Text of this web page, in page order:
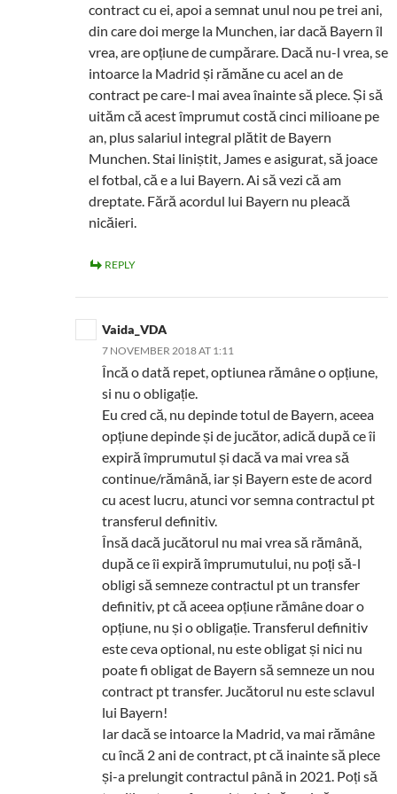
contract cu ei, apoi a semnat unul nou pe trei ani,
din care doi merge la Munchen, iar dacă Bayern îl
vrea, are opțiune de cumpărare. Dacă nu-l vrea, se
intoarce la Madrid și rămăne cu acel an de
contract pe care-l mai avea înainte să plece. Și să
uităm că acest împrumut costă cinci milioane pe
an, plus salariul integral plătit de Bayern
Munchen. Stai liniștit, James e asigurat, să joace
el fotbal, că e a lui Bayern. Ai să vezi că am
dreptate. Fără acordul lui Bayern nu pleacă
nicăieri.
REPLY
Vaida_VDA
7 NOVEMBER 2018 AT 1:11
Încă o dată repet, optiunea rămâne o opțiune,
si nu o obligație.
Eu cred că, nu depinde totul de Bayern, aceea
opțiune depinde și de jucător, adică după ce îi
expiră împrumutul și dacă va mai vrea să
continue/rămână, iar și Bayern este de acord
cu acest lucru, atunci vor semna contractul pt
transferul definitiv.
Însă dacă jucătorul nu mai vrea să rămână,
după ce îi expiră împrumutului, nu poți să-l
obligi să semneze contractul pt un transfer
definitiv, pt că aceea opțiune rămâne doar o
opțiune, nu și o obligație. Transferul definitiv
este ceva optional, nu este obligat și nici nu
poate fi obligat de Bayern să semneze un nou
contract pt transfer. Jucătorul nu este sclavul
lui Bayern!
Iar dacă se intoarce la Madrid, va mai rămâne
cu încă 2 ani de contract, pt că inainte să plece
și-a prelungit contractul până in 2021. Poți să